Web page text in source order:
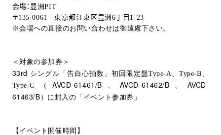
会場：豊洲PIT
〒135-0061 東京都江東区豊洲 6丁目 1-23
※会場への直接のお問い合わせは御遠慮下さい。
＜対象の参加券＞
33rd シングル「告白心拍数」初回限定盤Type-A、 Type-B、
Type-C （AVCD-61461/B 、 AVCD-61462/B 、 AVCD-
61463/B ）に封入の「イベント参加券」
【イベント開催時間】